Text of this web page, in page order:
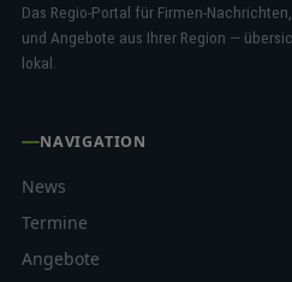
Das Regio-Portal für Firmen-
und Angebote aus Ihrer Region —
lokal.
NAVIGATION
News
Termine
Angebote